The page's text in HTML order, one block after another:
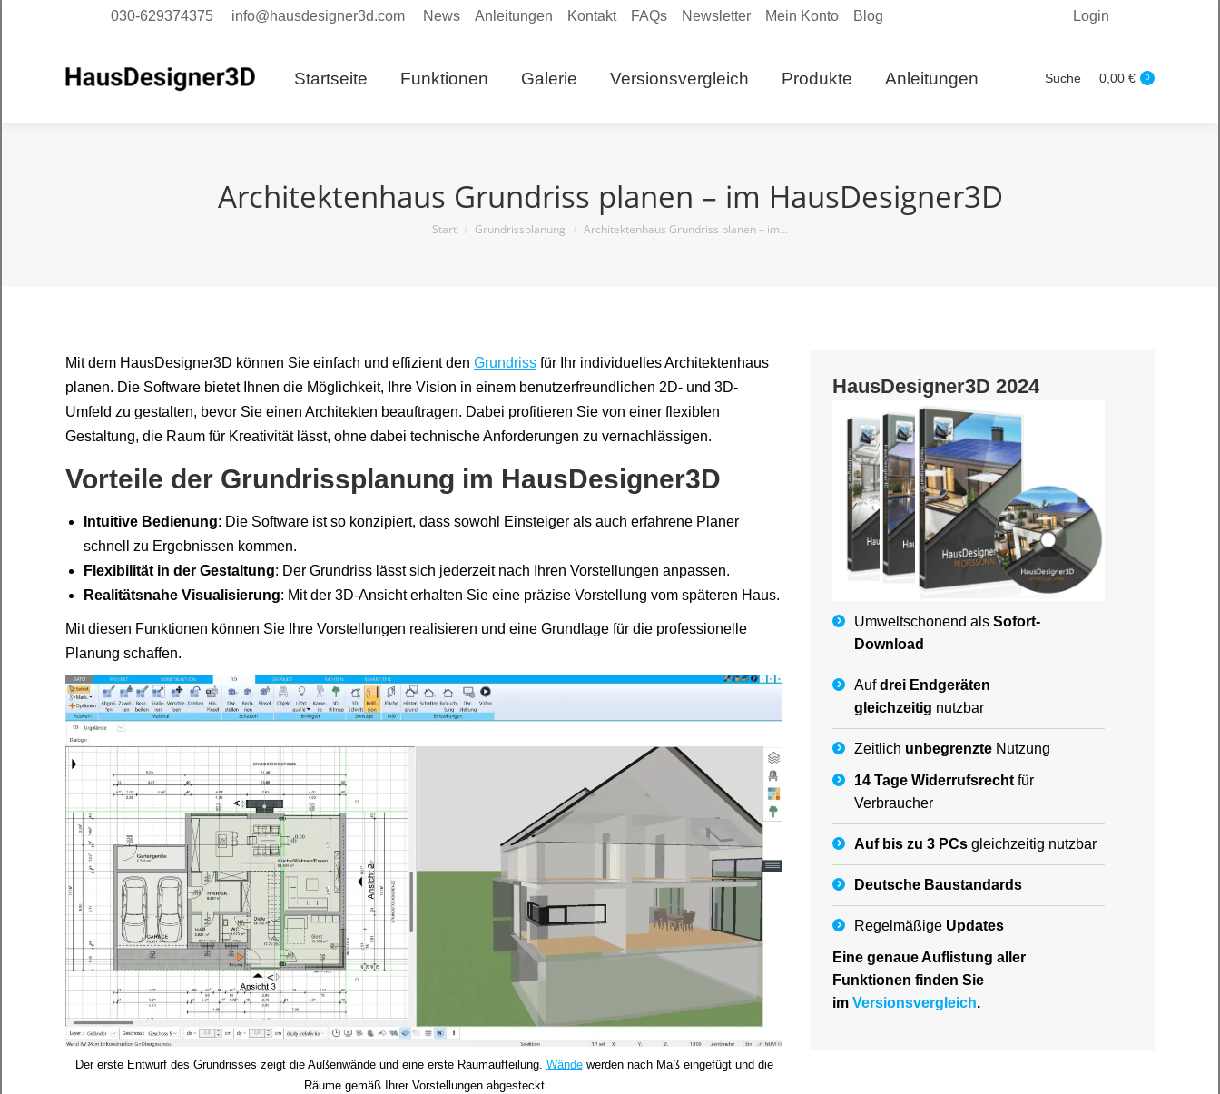
030-629374375 info@hausdesigner3d.com News Anleitungen Kontakt FAQs Newsletter Mein Konto Blog Login
Startseite Funktionen Galerie Versionsvergleich Produkte Anleitungen Search:
Suche 0,00 € 0
Architektenhaus Grundriss planen – im HausDesigner3D
Sie befinden sich hier:
Start Grundrissplanung Architektenhaus Grundriss planen – im…
Mit dem HausDesigner3D können Sie einfach und effizient den Grundriss für Ihr individuelles Architektenhaus
planen. Die Software bietet Ihnen die Möglichkeit, Ihre Vision in einem benutzerfreundlichen 2D- und 3D-
Umfeld zu gestalten, bevor Sie einen Architekten beauftragen. Dabei profitieren Sie von einer flexiblen
Gestaltung, die Raum für Kreativität lässt, ohne dabei technische Anforderungen zu vernachlässigen.
Vorteile der Grundrissplanung im HausDesigner3D
Intuitive Bedienung: Die Software ist so konzipiert, dass sowohl Einsteiger als auch erfahrene Planer
schnell zu Ergebnissen kommen.
Flexibilität in der Gestaltung: Der Grundriss lässt sich jederzeit nach Ihren Vorstellungen anpassen.
Realitätsnahe Visualisierung: Mit der 3D-Ansicht erhalten Sie eine präzise Vorstellung vom späteren Haus.
Mit diesen Funktionen können Sie Ihre Vorstellungen realisieren und eine Grundlage für die professionelle
Planung schaffen.
Der erste Entwurf des Grundrisses zeigt die Außenwände und eine erste Raumaufteilung. Wändewerden nach Maß eingefügt und die
Räume gemäß Ihrer Vorstellungen abgesteckt
HausDesigner3D 2024
Umweltschonend als Sofort-
Download
Aufdrei Endgeräten
gleichzeitig nutzbar
Zeitlich unbegrenzte Nutzung
14 Tage Widerrufsrecht für
Verbraucher
Auf bis zu 3 PCs gleichzeitig nutzbar
Deutsche Baustandards
Regelmäßige Updates
Eine genaue Auflistung aller
Funktionen finden Sie
im Versionsvergleich.